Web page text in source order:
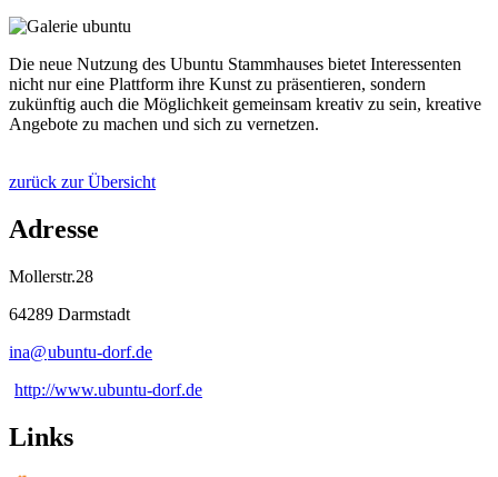
Die neue Nutzung des Ubuntu Stammhauses bietet Interessenten
nicht nur eine Plattform ihre Kunst zu präsentieren, sondern
zukünftig auch die Möglichkeit gemeinsam kreativ zu sein, kreative
Angebote zu machen und sich zu vernetzen.
zurück zur Übersicht
Adresse
Mollerstr.28
64289 Darmstadt
ina@ubuntu-dorf.de
http://www.ubuntu-dorf.de
Links